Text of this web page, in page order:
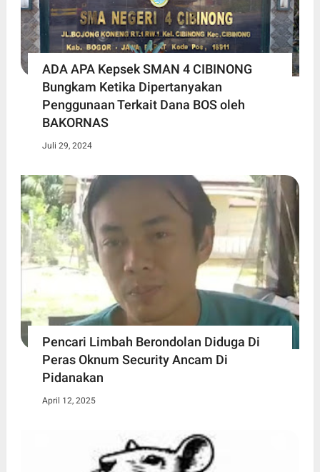
ADA APA Kepsek SMAN 4 CIBINONG
Bungkam Ketika Dipertanyakan
Penggunaan Terkait Dana BOS oleh
BAKORNAS
Juli 29, 2024
Pencari Limbah Berondolan Diduga Di
Peras Oknum Security Ancam Di
Pidanakan
April 12, 2025